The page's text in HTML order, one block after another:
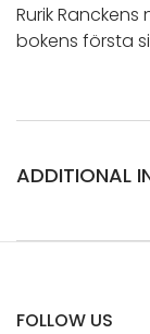
Rurik
bokens första
ADDITIONAL
FOLLOW US